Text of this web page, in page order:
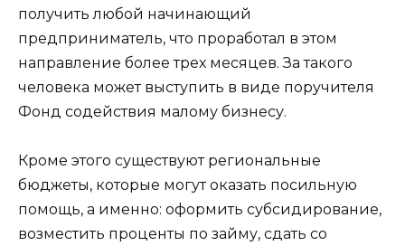
получить любой начинающий
предприниматель, что проработал в этом
направление более трех месяцев. За такого
человека может выступить в виде поручителя
Фонд содействия малому бизнесу.
Кроме этого существуют региональные
бюджеты, которые могут оказать посильную
помощь, а именно: оформить субсидирование,
возместить проценты по займу, сдать со